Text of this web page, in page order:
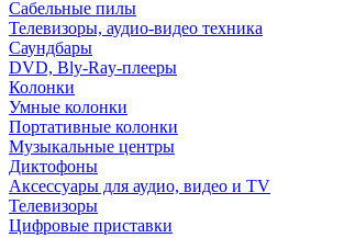
Сабельные пилы
Телевизоры, аудио-видео техника
Саундбары
DVD, Bly-Ray-плееры
Колонки
Умные колонки
Портативные колонки
Музыкальные центры
Диктофоны
Аксессуары для аудио, видео и TV
Телевизоры
Цифровые приставки